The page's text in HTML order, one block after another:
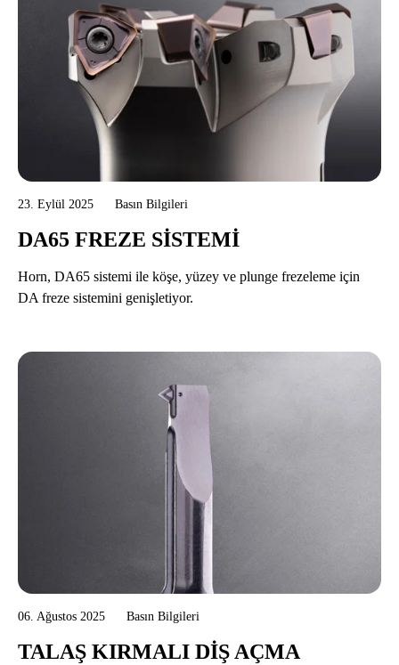
23. Eylül 2025 Basın Bilgileri
DA65 FREZE SISTEMI
Horn, DA65 sistemi ile köşe, yüzey ve plunge frezeleme için
DA freze sistemini genişletiyor.
06. Ağustos 2025 Basın Bilgileri
TALAŞ KIRMALI DIŞ AÇMA